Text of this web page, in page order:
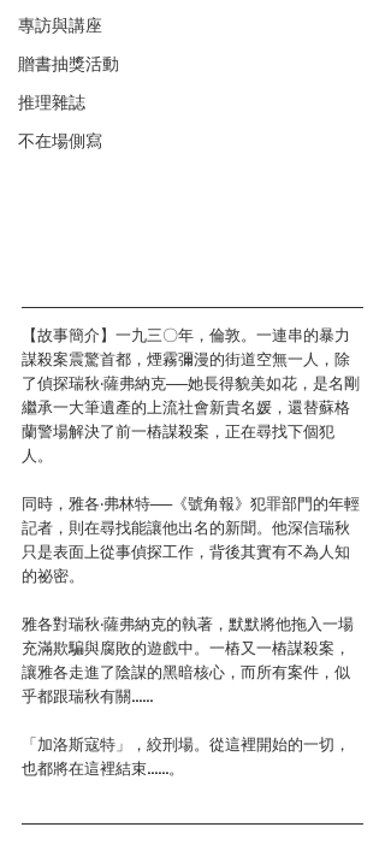
專訪與講座
贈書抽獎活動
推理雜誌
不在場側寫
【故事簡介】一九三〇年，倫敦。一連串的暴力
謀殺案震驚首都，煙霧彌漫的街道空無一人，除
了偵探瑞秋‧薩弗納克──她長得貌美如花，是名剛
繼承一大筆遺產的上流社會新貴名媛，還替蘇格
蘭警場解決了前一樁謀殺案，正在尋找下個犯
人。
同時，雅各‧弗林特──《號角報》犯罪部門的年輕
記者，則在尋找能讓他出名的新聞。他深信瑞秋
只是表面上從事偵探工作，背後其實有不為人知
的祕密。
雅各對瑞秋‧薩弗納克的執著，默默將他拖入一場
充滿欺騙與腐敗的遊戲中。一樁又一樁謀殺案，
讓雅各走進了陰謀的黑暗核心，而所有案件，似
乎都跟瑞秋有關……
「加洛斯寇特」，絞刑場。從這裡開始的一切，
也都將在這裡結束……。